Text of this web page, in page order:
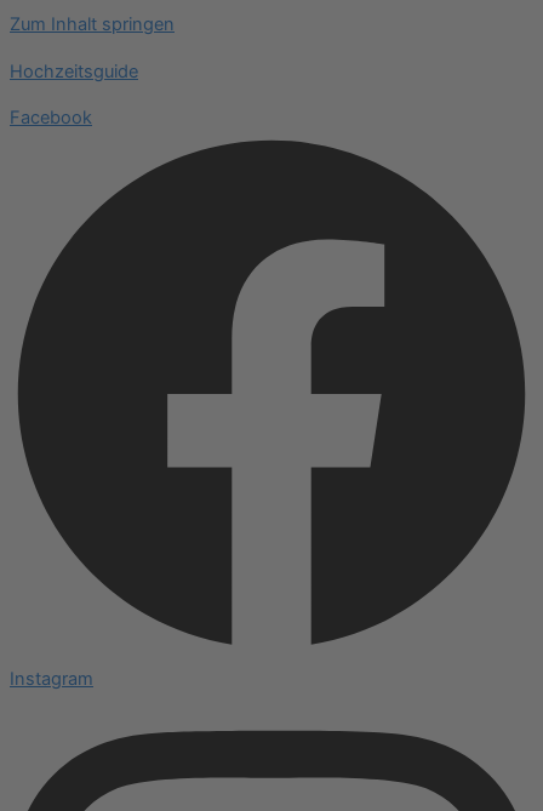
Zum Inhalt springen
Hochzeitsguide
Facebook
Instagram